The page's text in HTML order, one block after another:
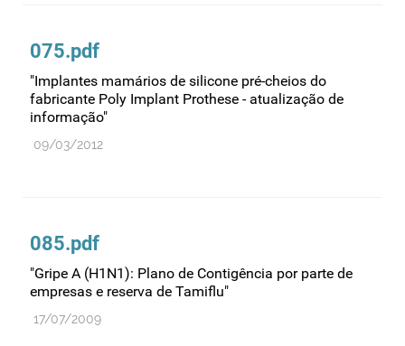
075.pdf
"Implantes mamários de silicone pré-cheios do
fabricante Poly Implant Prothese - atualização de
informação"
09/03/2012
085.pdf
"Gripe A (H1N1): Plano de Contigência por parte de
empresas e reserva de Tamiflu"
17/07/2009